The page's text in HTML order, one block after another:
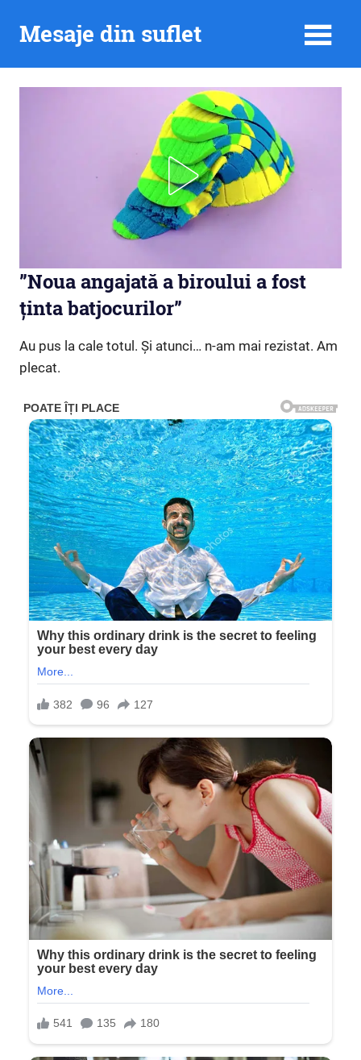
Mesaje din suflet
”Noua angajată a biroului a fost
ținta batjocurilor”
Au pus la cale totul. Și atunci… n-am mai rezistat. Am
plecat.